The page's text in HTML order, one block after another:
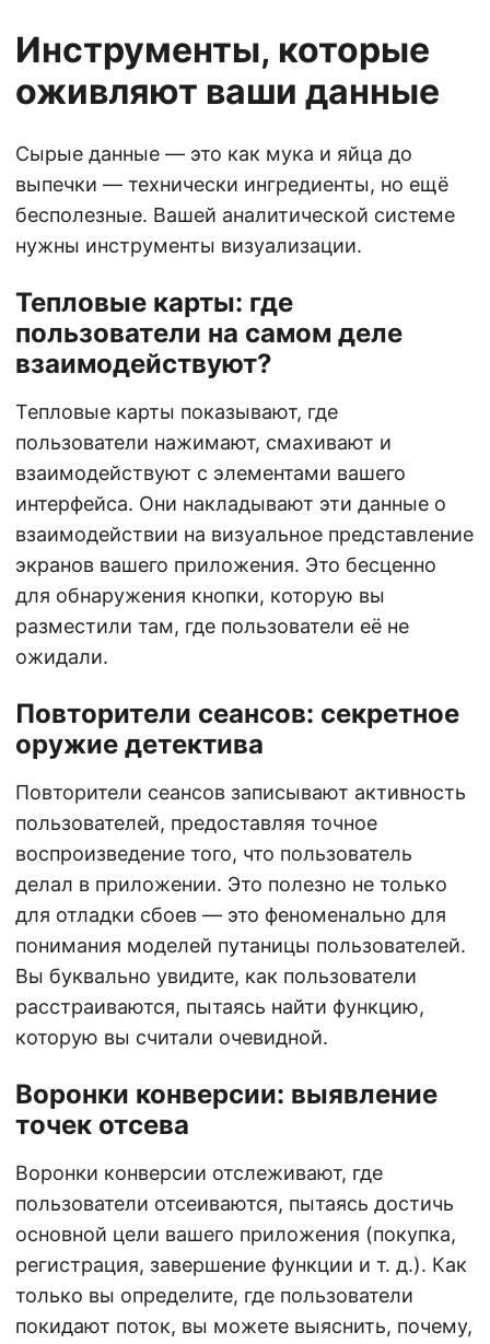
Инструменты, которые
оживляют ваши данные
Сырые данные — это как мука и яйца до
выпечки — технически ингредиенты, но ещё
бесполезные. Вашей аналитической системе
нужны инструменты визуализации.
Тепловые карты: где
пользователи на самом деле
взаимодействуют?
Тепловые карты показывают, где
пользователи нажимают, смахивают и
взаимодействуют с элементами вашего
интерфейса. Они накладывают эти данные о
взаимодействии на визуальное представление
экранов вашего приложения. Это бесценно
для обнаружения кнопки, которую вы
разместили там, где пользователи её не
ожидали.
Повторители сеансов: секретное
оружие детектива
Повторители сеансов записывают активность
пользователей, предоставляя точное
воспроизведение того, что пользователь
делал в приложении. Это полезно не только
для отладки сбоев — это феноменально для
понимания моделей путаницы пользователей.
Вы буквально увидите, как пользователи
расстраиваются, пытаясь найти функцию,
которую вы считали очевидной.
Воронки конверсии: выявление
точек отсева
Воронки конверсии отслеживают, где
пользователи отсеиваются, пытаясь достичь
основной цели вашего приложения (покупка,
регистрация, завершение функции и т. д.). Как
только вы определите, где пользователи
покидают поток, вы можете выяснить, почему,